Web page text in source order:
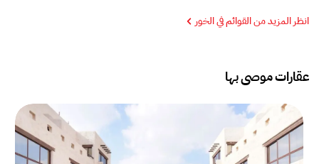
انظر المزيد من القوائم في الخور
عقارات موصى بها